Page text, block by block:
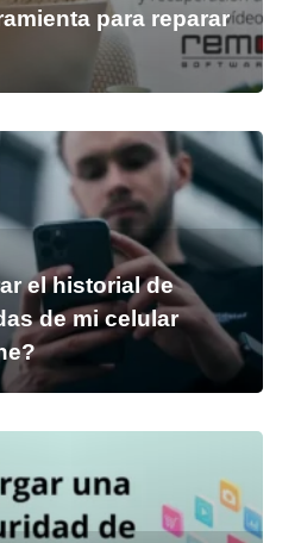
para reparar
el historial de
de mi celular